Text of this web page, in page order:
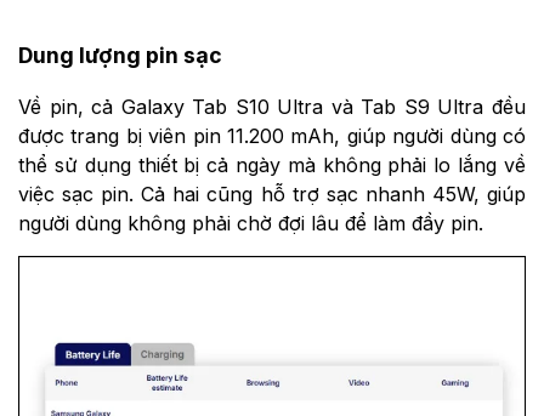
Dung lượng pin sạc
Về pin, cả Galaxy Tab S10 Ultra và Tab S9 Ultra đều
được trang bị viên pin 11.200 mAh, giúp người dùng có
thể sử dụng thiết bị cả ngày mà không phải lo lắng về
việc sạc pin. Cả hai cũng hỗ trợ sạc nhanh 45W, giúp
người dùng không phải chờ đợi lâu để làm đầy pin.